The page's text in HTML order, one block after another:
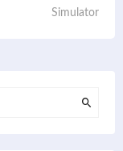
Simulator